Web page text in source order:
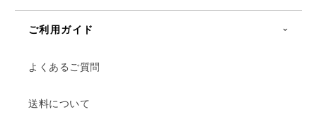
ご利用ガイド
よくあるご質問
送料について